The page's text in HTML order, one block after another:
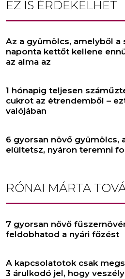
EZ IS ÉRDEKELHET
Az a gyümölcs, amelyből a
naponta kettőt kellene
az alma az
1 hónapig teljesen
cukrot az étrendemből –
valójában
6 gyorsan növő gyümölcs,
elültetsz, nyáron teremni
RÓNAI MÁRTA
7 gyorsan nővő
feldobhatod a nyári főzést
A kapcsolatotok csak
3 árulkodó jel, hogy